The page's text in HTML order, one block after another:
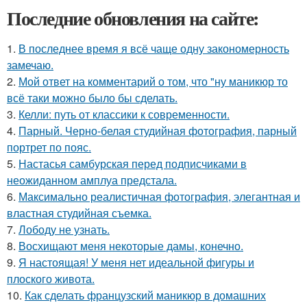
Последние обновления на сайте:
1. В последнее время я всё чаще одну закономерность
замечаю.
2. Мой ответ на комментарий о том, что "ну маникюр то
всё таки можно было бы сделать.
3. Келли: путь от классики к современности.
4. Парный. Черно-белая студийная фотография, парный
портрет по пояс.
5. Настасья самбурская перед подписчиками в
неожиданном амплуа предстала.
6. Максимально реалистичная фотография, элегантная и
властная студийная съемка.
7. Лободу не узнать.
8. Восхищают меня некоторые дамы, конечно.
9. Я настоящая! У меня нет идеальной фигуры и
плоского живота.
10. Как сделать французский маникюр в домашних